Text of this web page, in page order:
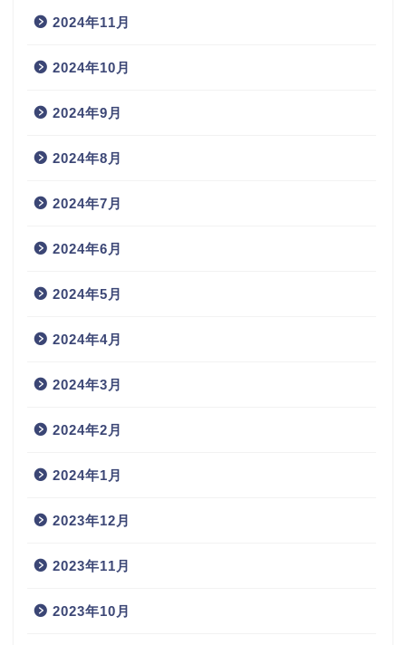
2024年11月
2024年10月
2024年9月
2024年8月
2024年7月
2024年6月
2024年5月
2024年4月
2024年3月
2024年2月
2024年1月
2023年12月
2023年11月
2023年10月